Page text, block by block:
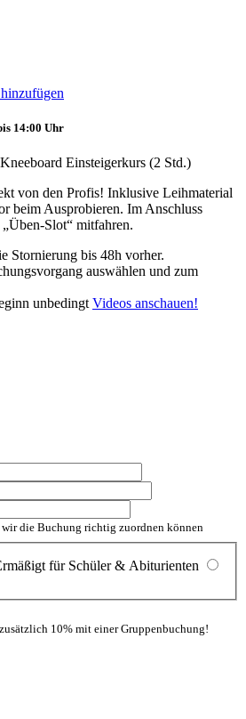
14:00 Uhr
Einsteigerkurs (2 Std.)
von den Profis! Inklusive Leihmaterial
beim Ausprobieren. Im Anschluss
Slot“ mitfahren.
Stornierung bis 48h vorher.
auswählen und zum
unbedingt Videos anschauen!
die Buchung richtig zuordnen können
für Schüler & Abiturienten
10% mit einer Gruppenbuchung!